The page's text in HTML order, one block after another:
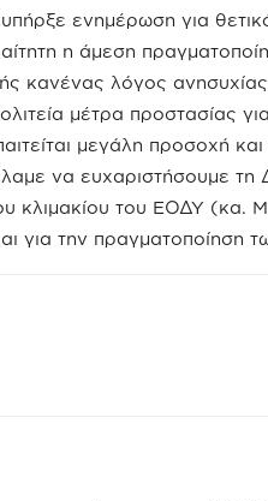
ενημέρωση για
η άμεση
κανένας λόγος
μέτρα προστασίας
μεγάλη προσοχή
να ευχαριστήσουμε τη
κλιμακίου του ΕΟΔΥ (κα.
για την πραγματοποίηση